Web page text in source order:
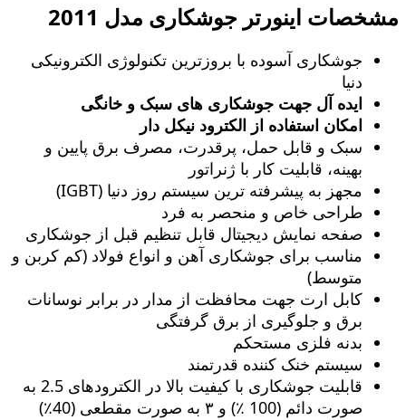
مشخصات اینورتر جوشکاری مدل 2011
جوشکاری آسوده با بروزترین تکنولوژی الکترونیکی
دنیا
ایده آل جهت جوشکاری های سبک و خانگی
امکان استفاده از الکترود نیکل دار
سبک و قابل حمل، پرقدرت، مصرف برق پایین و
بهینه، قابلیت کار با ژنراتور
مجهز به پیشرفته ترین سیستم روز دنیا (IGBT)
طراحی خاص و منحصر به فرد
صفحه نمایش دیجیتال قابل تنظیم قبل از جوشکاری
مناسب برای جوشکاری آهن و انواع فولاد (کم کربن و
متوسط)
کابل ارت جهت محافظت از مدار در برابر نوسانات
برق و جلوگیری از برق گرفتگی
بدنه فلزی مستحکم
سیستم خنک کننده قدرتمند
قابلیت جوشکاری با کیفیت بالا در الکترودهای 2.5 به
صورت دائم (100 ٪) و ۳ به صورت مقطعی (40٪)